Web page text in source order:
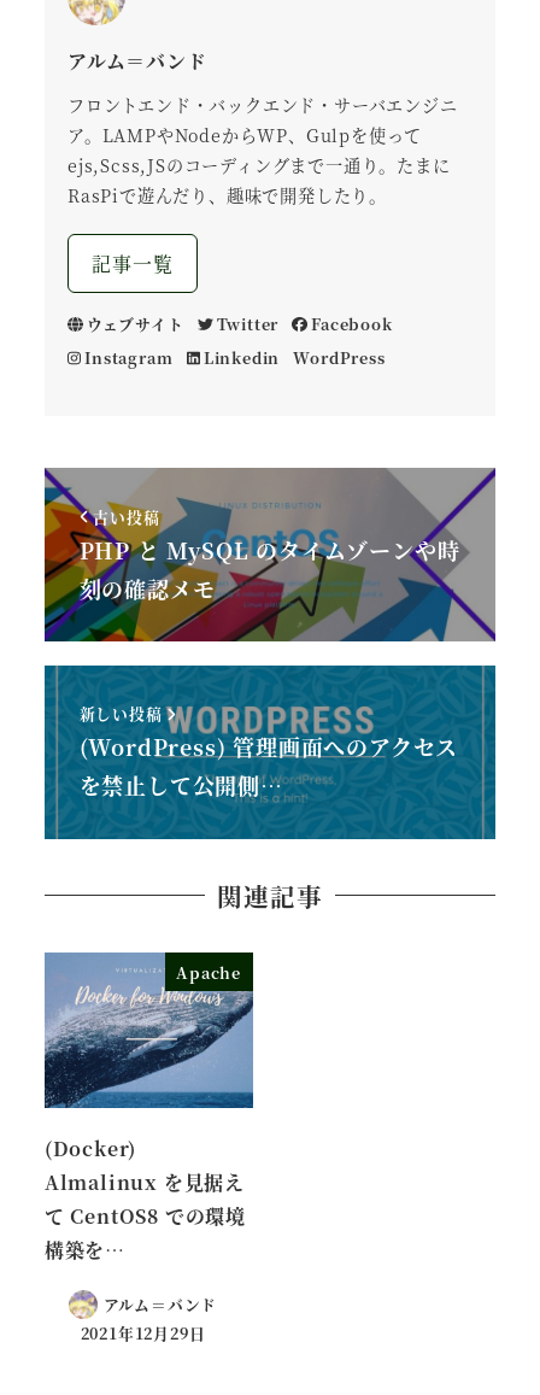
アルム＝バンド
フロントエンド・バックエンド・サーバエンジニ
ア。LAMPやNodeからWP、Gulpを使って
ejs,Scss,JSのコーディングまで一通り。たまに
RasPiで遊んだり、趣味で開発したり。
記事一覧
ウェブサイト Twitter
Facebook
Instagram
Linkedin WordPress
古い投稿
PHP と MySQL のタイムゾーンや時
刻の確認メモ
新しい投稿
(WordPress) 管理画面へのアクセス
を禁止して公開側…
関連記事
Apache
(Docker)
Almalinux を見据え
て CentOS8 での環境
構築を…
アルム＝バンド
2021年12月29日